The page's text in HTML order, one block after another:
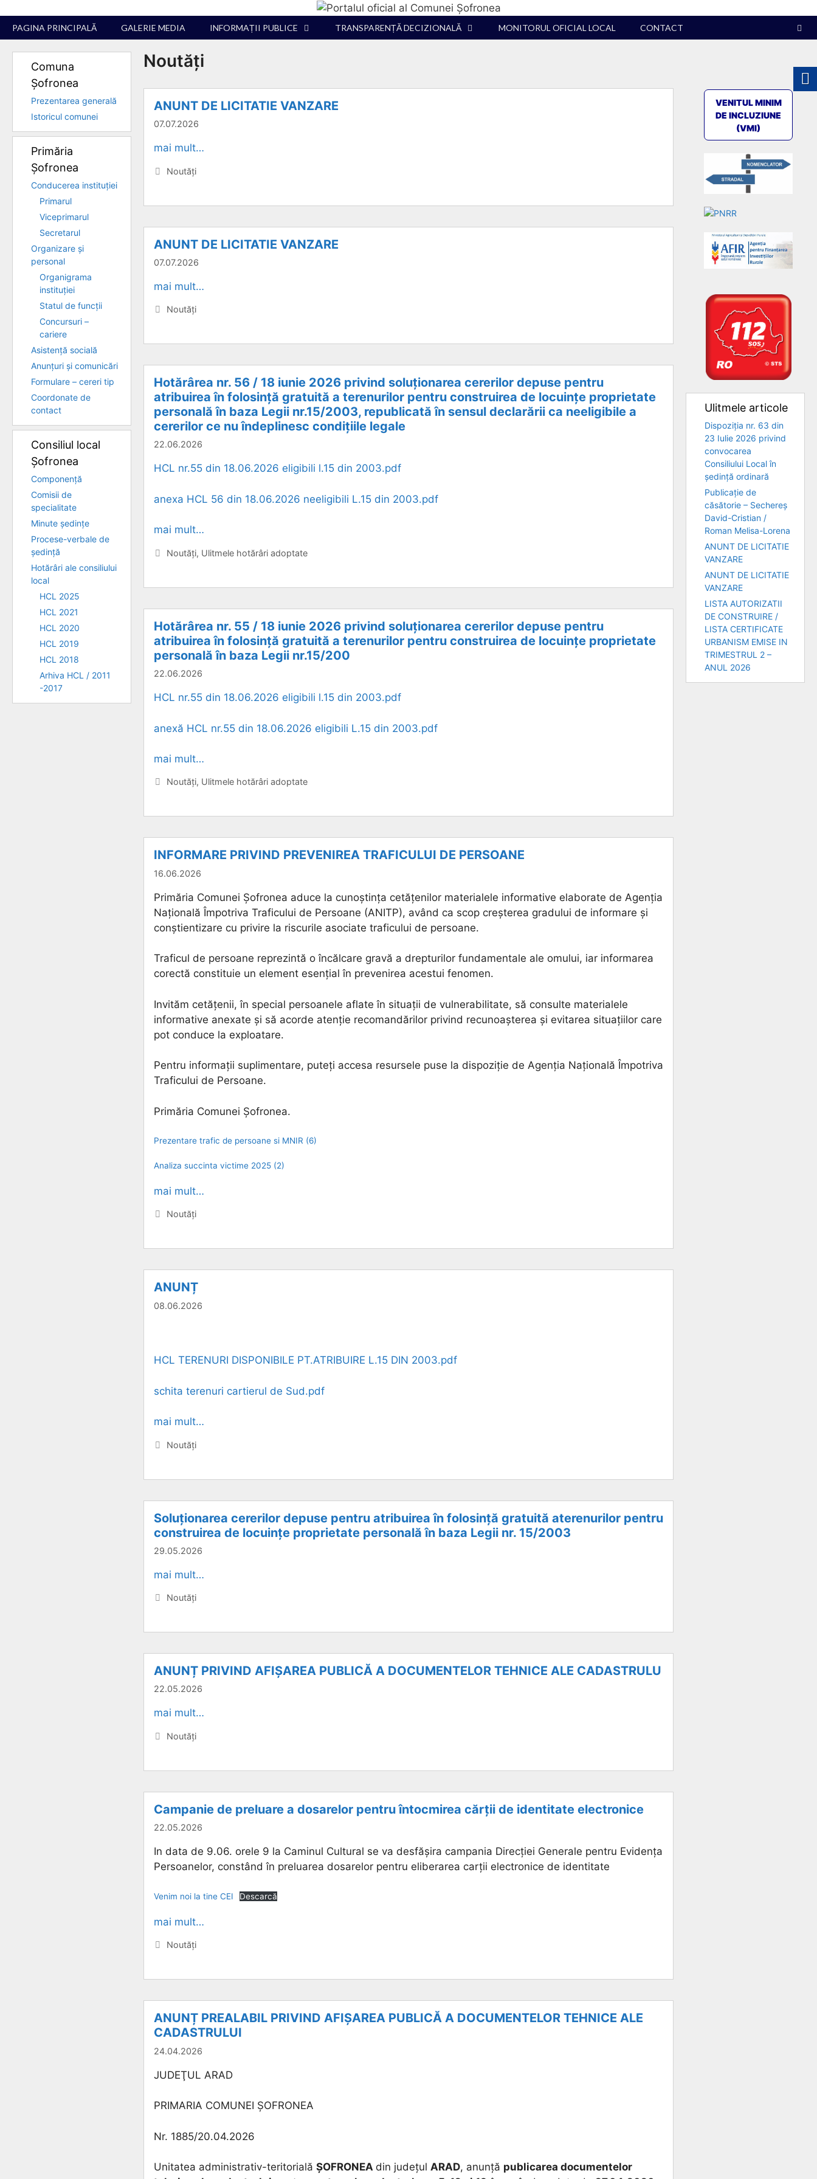
conținut
PAGINA PRINCIPALĂ GALERIE MEDIA INFORMAȚII PUBLICE TRANSPARENȚĂ DECIZIONALĂ MONITORUL OFICIAL LOCAL CONTACT
Noutăți
ANUNT DE LICITATIE VANZARE
07.07.2026
mai mult…
Categorii
Noutăți
ANUNT DE LICITATIE VANZARE
07.07.2026
mai mult…
Categorii
Noutăți
Hotărârea nr. 56 / 18 iunie 2026 privind soluționarea cererilor depuse pentru
atribuirea în folosință gratuită a terenurilor pentru construirea de locuințe proprietate
personală în baza Legii nr.15/2003, republicată în sensul declarării ca neeligibile a
cererilor ce nu îndeplinesc condițiile legale
22.06.2026
HCL nr.55 din 18.06.2026 eligibili l.15 din 2003.pdf
anexa HCL 56 din 18.06.2026 neeligibili L.15 din 2003.pdf
mai mult…
Categorii
Noutăți, Ulitmele hotărâri adoptate
Hotărârea nr. 55 / 18 iunie 2026 privind soluționarea cererilor depuse pentru
atribuirea în folosință gratuită a terenurilor pentru construirea de locuințe proprietate
personală în baza Legii nr.15/200
22.06.2026
HCL nr.55 din 18.06.2026 eligibili l.15 din 2003.pdf
anexă HCL nr.55 din 18.06.2026 eligibili L.15 din 2003.pdf
mai mult…
Categorii
Noutăți, Ulitmele hotărâri adoptate
INFORMARE PRIVIND PREVENIREA TRAFICULUI DE PERSOANE
16.06.2026
Primăria Comunei Șofronea aduce la cunoștința cetățenilor materialele informative elaborate de Agenția
Națională Împotriva Traficului de Persoane (ANITP), având ca scop creșterea gradului de informare și
conștientizare cu privire la riscurile asociate traficului de persoane.
Traficul de persoane reprezintă o încălcare gravă a drepturilor fundamentale ale omului, iar informarea
corectă constituie un element esențial în prevenirea acestui fenomen.
Invităm cetățenii, în special persoanele aflate în situații de vulnerabilitate, să consulte materialele
informative anexate și să acorde atenție recomandărilor privind recunoașterea și evitarea situațiilor care
pot conduce la exploatare.
Pentru informații suplimentare, puteți accesa resursele puse la dispoziție de Agenția Națională Împotriva
Traficului de Persoane.
Primăria Comunei Șofronea.
Prezentare trafic de persoane si MNIR (6)
Analiza succinta victime 2025 (2)
mai mult…
Categorii
Noutăți
ANUNȚ
08.06.2026
HCL TERENURI DISPONIBILE PT.ATRIBUIRE L.15 DIN 2003.pdf
schita terenuri cartierul de Sud.pdf
mai mult…
Categorii
Noutăți
Soluționarea cererilor depuse pentru atribuirea în folosință gratuită aterenurilor pentru
construirea de locuințe proprietate personală în baza Legii nr. 15/2003
29.05.2026
mai mult…
Categorii
Noutăți
ANUNȚ PRIVIND AFIȘAREA PUBLICĂ A DOCUMENTELOR TEHNICE ALE CADASTRULU
22.05.2026
mai mult…
Categorii
Noutăți
Campanie de preluare a dosarelor pentru întocmirea cărții de identitate electronice
22.05.2026
In data de 9.06. orele 9 la Caminul Cultural se va desfășira campania Direcției Generale pentru Evidența
Persoanelor, constând în preluarea dosarelor pentru eliberarea carții electronice de identitate
Venim noi la tine CEI Descarcă
mai mult…
Categorii
Noutăți
ANUNȚ PREALABIL PRIVIND AFIȘAREA PUBLICĂ A DOCUMENTELOR TEHNICE ALE
CADASTRULUI
24.04.2026
JUDEŢUL ARAD
PRIMARIA COMUNEI ŞOFRONEA
Nr. 1885/20.04.2026
Unitatea administrativ-teritorială ȘOFRONEA din județul ARAD, anunță publicarea documentelor
Comuna
Șofronea
Prezentarea generală
Istoricul comunei
Primăria
Șofronea
Conducerea instituției
Primarul
Viceprimarul
Secretarul
Organizare și
personal
Organigrama
instituției
Statul de funcții
Concursuri –
cariere
Asistență socială
Anunțuri și comunicări
Formulare – cereri tip
Coordonate de
contact
Consiliul local
Șofronea
Componență
Comisii de
specialitate
Minute ședințe
Procese-verbale de
ședință
Hotărâri ale consiliului
local
HCL 2025
HCL 2021
HCL 2020
HCL 2019
HCL 2018
Arhiva HCL / 2011
-2017
VENITUL MINIM
DE INCLUZIUNE
(VMI)
Ulitmele articole
Dispoziția nr. 63 din
23 Iulie 2026 privind
convocarea
Consiliului Local în
ședință ordinară
Publicație de
căsătorie – Sechereș
David-Cristian /
Roman Melisa-Lorena
ANUNT DE LICITATIE
VANZARE
ANUNT DE LICITATIE
VANZARE
LISTA AUTORIZATII
DE CONSTRUIRE /
LISTA CERTIFICATE
URBANISM EMISE IN
TRIMESTRUL 2 –
ANUL 2026